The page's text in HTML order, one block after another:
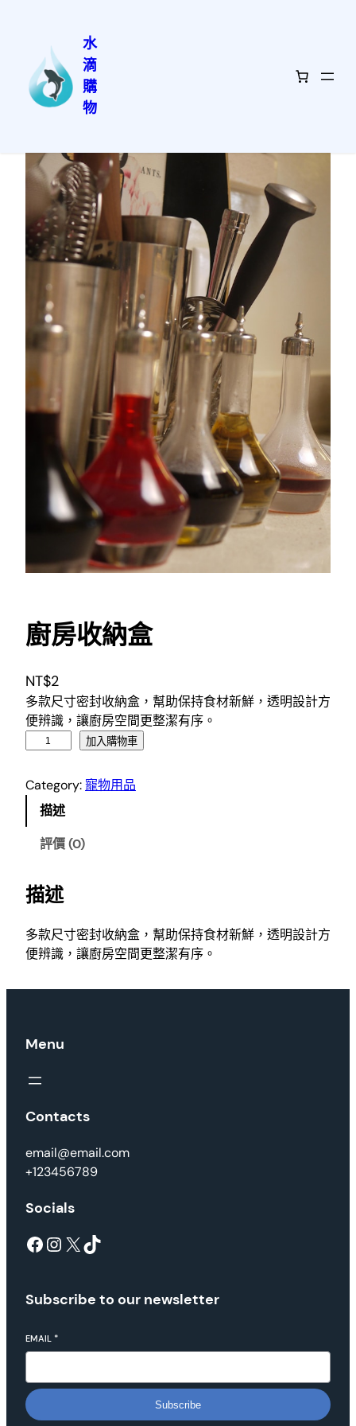
水
滴
購
物
首頁/寵物用品/ 廚房收納盒
廚房收納盒
NT$2
多款尺寸密封收納盒，幫助保持食材新鮮，透明設計方
便辨識，讓廚房空間更整潔有序。
收
納
加入購物車
Category:寵物用品
描述
評價 (0)
描述
多款尺寸密封收納盒，幫助保持食材新鮮，透明設計方
便辨識，讓廚房空間更整潔有序。
Menu
Contacts
email@email.com
+123456789
Socials
Facebook Instagram X TikTok
Subscribe to our newsletter
EMAIL *
Subscribe